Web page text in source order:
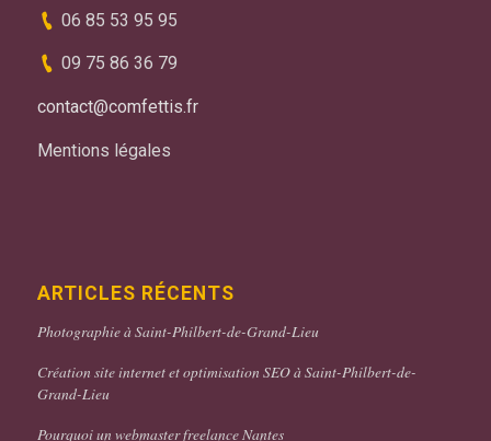
06 85 53 95 95
09 75 86 36 79
contact@comfettis.fr
Mentions légales
ARTICLES RÉCENTS
Photographie à Saint-Philbert-de-Grand-Lieu
Création site internet et optimisation SEO à Saint-Philbert-de-
Grand-Lieu
Pourquoi un webmaster freelance Nantes